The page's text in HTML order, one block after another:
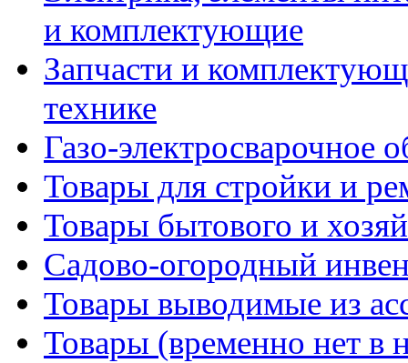
и комплектующие
Запчасти и
технике
Газо-электросварочное
Товары для стройки и
Товары бытового и
Садово-огородный
Товары выводимые из
Товары (временно нет в